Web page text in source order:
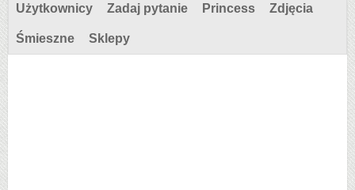
Użytkownicy Zadaj pytanie Princess Zdjęcia
Śmieszne Sklepy